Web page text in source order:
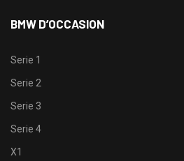
BMW D’OCCASION
Serie 1
Serie 2
Serie 3
Serie 4
X1